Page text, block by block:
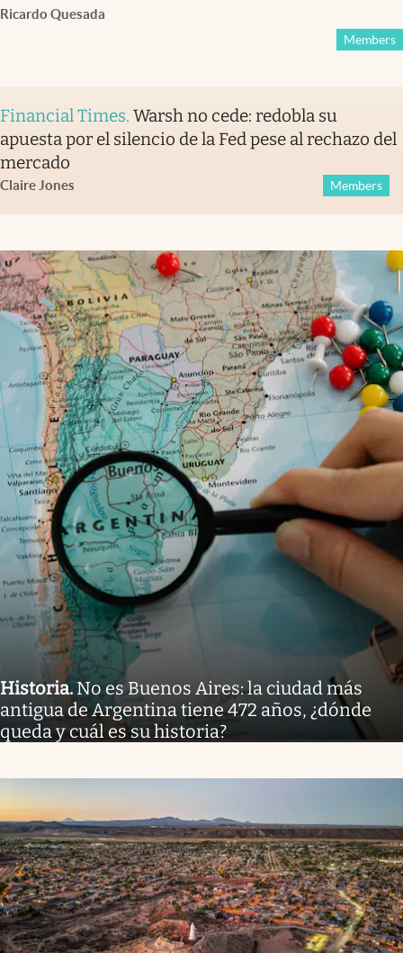
Ricardo Quesada
Members
Financial Times. Warsh no cede: redobla su
apuesta por el silencio de la Fed pese al rechazo del
mercado
Claire Jones Members
Historia. No es Buenos Aires: la ciudad más
antigua de Argentina tiene 472 años, ¿dónde
queda y cuál es su historia?